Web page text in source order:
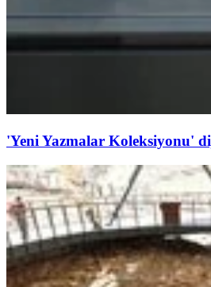
'Yeni Yazmalar Koleksiyonu'